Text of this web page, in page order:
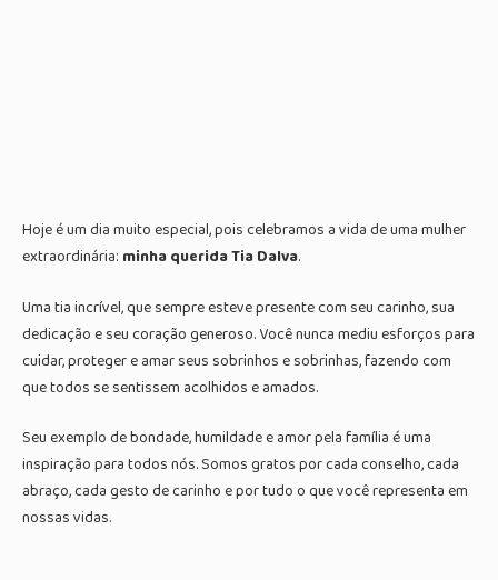
Hoje é um dia muito especial, pois celebramos a vida de uma mulher
extraordinária: minha querida Tia Dalva.
Uma tia incrível, que sempre esteve presente com seu carinho, sua
dedicação e seu coração generoso. Você nunca mediu esforços para
cuidar, proteger e amar seus sobrinhos e sobrinhas, fazendo com
que todos se sentissem acolhidos e amados.
Seu exemplo de bondade, humildade e amor pela família é uma
inspiração para todos nós. Somos gratos por cada conselho, cada
abraço, cada gesto de carinho e por tudo o que você representa em
nossas vidas.